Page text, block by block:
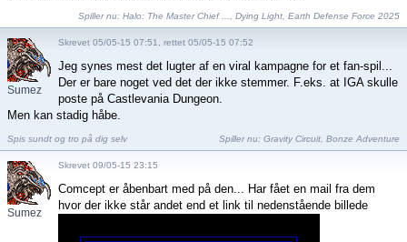
Spiller nu: Halo: The Master Chief ... Dying Light Earth Defense Force 2025
Sumez
Skrevet 05/05-15 07:51, rettet 05/05-15 07:52
Jeg synes mest det lugter af en viral kampagne for et fan-spil...
Der er bare noget ved det der ikke stemmer. F.eks. at IGA skulle
poste på Castlevania Dungeon.
Men kan stadig håbe.
Spis sundt og tro på dig selv Spiller nu: Gravity Circuit Bonze Adventure
Sumez
Skrevet 09/05-15 23:15
Comcept er åbenbart med på den... Har fået en mail fra dem
hvor der ikke står andet end et link til nedenstående billede